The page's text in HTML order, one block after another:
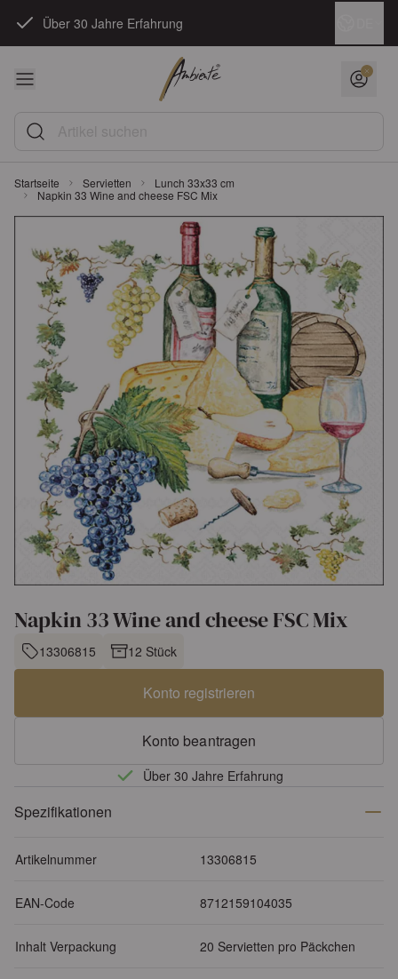
Über 30 Jahre Erfahrung
Artikel suchen
Startseite Servietten
Lunch 33x33 cm
Napkin 33 Wine and cheese FSC Mix
Napkin 33 Wine and cheese FSC Mix
13306815 12 Stück
Konto registrieren
Konto beantragen
Über 30 Jahre Erfahrung
Spezifikationen
Artikelnummer 13306815
EAN-Code 8712159104035
Inhalt Verpackung 20 Servietten pro Päckchen